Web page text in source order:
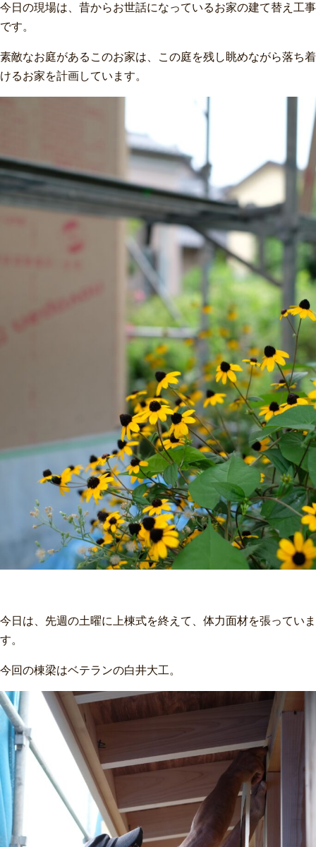
今日の現場は、昔からお世話になっているお家の建て替え工事
です。
素敵なお庭があるこのお家は、この庭を残し眺めながら落ち着
けるお家を計画しています。
今日は、先週の土曜に上棟式を終えて、体力面材を張っていま
す。
今回の棟梁はベテランの白井大工。